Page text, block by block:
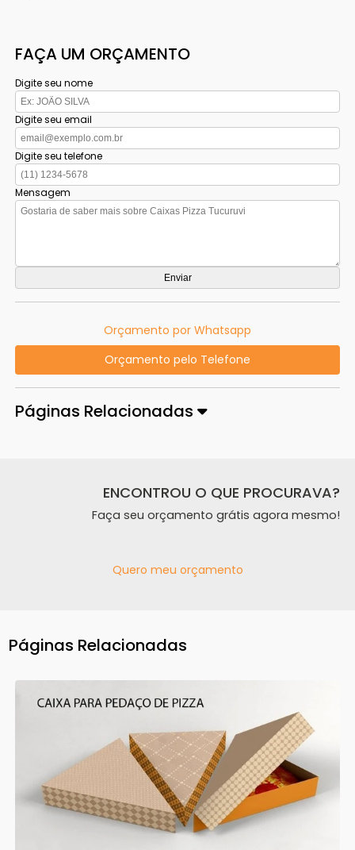
FAÇA UM ORÇAMENTO
Digite seu nome
Digite seu email
Digite seu telefone
Mensagem
Orçamento por Whatsapp
Orçamento pelo Telefone
Páginas Relacionadas
ENCONTROU O QUE PROCURAVA?
Faça seu orçamento grátis agora mesmo!
Quero meu orçamento
Páginas Relacionadas